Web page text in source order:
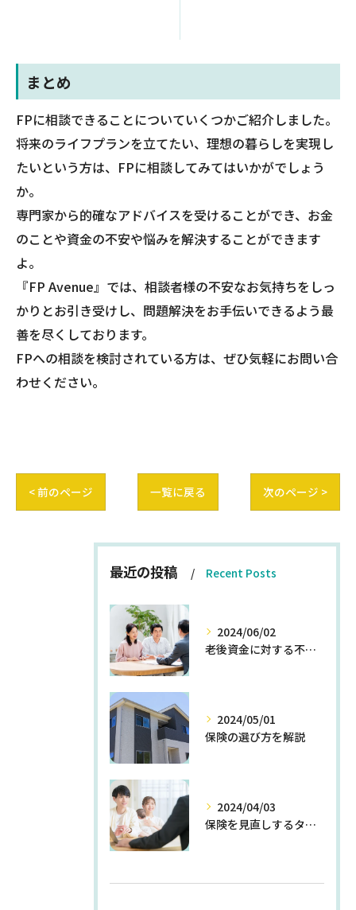
まとめ
FPに相談できることについていくつかご紹介しました。
将来のライフプランを立てたい、理想の暮らしを実現し
たいという方は、FPに相談してみてはいかがでしょう
か。
専門家から的確なアドバイスを受けることができ、お金
のことや資金の不安や悩みを解決することができます
よ。
『FP Avenue』では、相談者様の不安なお気持ちをしっ
かりとお引き受けし、問題解決をお手伝いできるよう最
善を尽くしております。
FPへの相談を検討されている方は、ぜひ気軽にお問い合
わせください。
< 前のページ 一覧に戻る 次のページ >
最近の投稿 Recent Posts
2024/06/02
老後資金に対する不安を解消する方法
2024/05/01
保険の選び方を解説
2024/04/03
保険を見直しするタイミングとは